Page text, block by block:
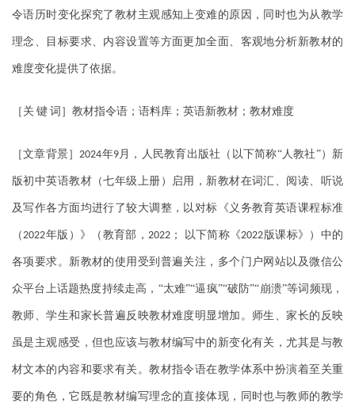
令语历时变化探究了教材主观感知上变难的原因，同时也为从教学
理念、目标要求、内容设置等方面更加全面、客观地分析新教材的
难度变化提供了依据。
［关 键 词］教材指令语；语料库；英语新教材；教材难度
［文章背景］ 2024年9月，人民教育出版社（以下简称“人教社”）新
版初中英语教材（七年级上册）启用，新教材在词汇、阅读、听说
及写作各方面均进行了较大调整，以对标《义务教育英语课程标准
（2022年版）》（教育部， 2022 ； 以下简称《2022版课标》）中的
各项要求。新教材的使用受到普遍关注，多个门户网站以及微信公
众平台上话题热度持续走高，“太难”“逼疯”“破防”“崩溃”等词频现，
教师、学生和家长普遍反映教材难度明显增加。师生、家长的反映
虽是主观感受，但也应该与教材编写中的新变化有关，尤其是与教
材文本的内容和要求有关。教材指令语在教学体系中扮演着至关重
要的角色，它既是教材编写理念的直接体现，同时也与教师的教学